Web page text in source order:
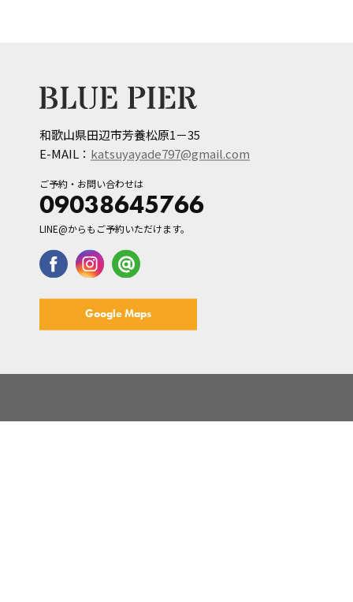
和歌山県田辺市芳養松原1－35
E-MAIL： katsuyayade797@gmail.com
ご予約・お問い合わせは
09038645766
LINE@からもご予約いただけます。
Google Maps